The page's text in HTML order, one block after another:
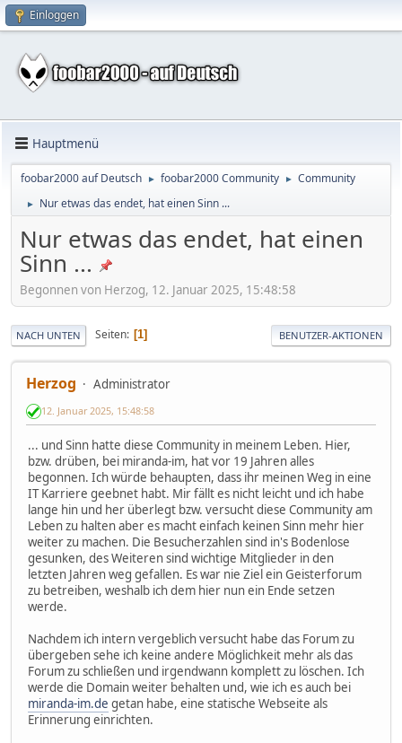
Einloggen
Hauptmenü
foobar2000 auf Deutsch ► foobar2000 Community ► Community
► Nur etwas das endet, hat einen Sinn ...
Nur etwas das endet, hat einen
Sinn ...
Begonnen von Herzog, 12. Januar 2025, 15:48:58
NACH UNTEN Seiten 1 BENUTZER-AKTIONEN
Herzog Administrator
12. Januar 2025, 15:48:58
... und Sinn hatte diese Community in meinem Leben. Hier,
bzw. drüben, bei miranda-im, hat vor 19 Jahren alles
begonnen. Ich würde behaupten, dass ihr meinen Weg in eine
IT Karriere geebnet habt. Mir fällt es nicht leicht und ich habe
lange hin und her überlegt bzw. versucht diese Community am
Leben zu halten aber es macht einfach keinen Sinn mehr hier
weiter zu machen. Die Besucherzahlen sind in's Bodenlose
gesunken, des Weiteren sind wichtige Mitglieder in den
letzten Jahren weg gefallen. Es war nie Ziel ein Geisterforum
zu betreiben, weshalb ich dem hier nun ein Ende setzen
werde.
Nachdem ich intern vergeblich versucht habe das Forum zu
übergeben sehe ich keine andere Möglichkeit mehr als das
Forum zu schließen und irgendwann komplett zu löschen. Ich
werde die Domain weiter behalten und, wie ich es auch bei
miranda-im.de getan habe, eine statische Webseite als
Erinnerung einrichten.